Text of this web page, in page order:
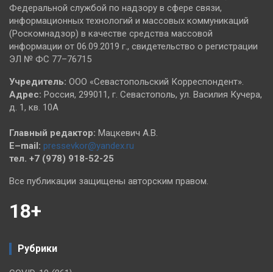
Федеральной службой по надзору в сфере связи,
информационных технологий и массовых коммуникаций
(Роскомнадзор) в качестве средства массовой
информации от 06.09.2019 г., свидетельство о регистрации
ЭЛ № ФС 77–76715
Учредитель: ООО «Севастопольский Корреспондент».
Адрес: Россия, 299011, г. Севастополь, ул. Василия Кучера,
д. 1, кв. 10А
Главный редактор: Мацкевич А.В.
E–mail: pressevkor@yandex.ru
тел. +7 (978) 918-52-25
Все публикации защищены авторским правом.
18+
Рубрики